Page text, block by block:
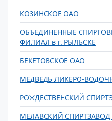
КОЗИНСКОЕ ОАО
ОБЪЕДИНЕННЫЕ
ФИЛИАЛ в г. РЫЛЬСКЕ
БЕКЕТОВСКОЕ ОАО
МЕДВЕДЬ ЛИКЕРО-
РОЖДЕСТВЕНСКИЙ
МЕЛАВСКИЙ